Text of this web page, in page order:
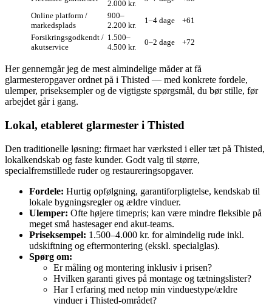
2.000 kr.
Online platform /
markedsplads
900–
2.200 kr.
1–4 dage
+61
Forsikringsgodkendt /
akutservice
1.500–
4.500 kr.
0–2 dage +72
Her gennemgår jeg de mest almindelige måder at få
glarmesteropgaver ordnet på i Thisted — med konkrete fordele,
ulemper, priseksempler og de vigtigste spørgsmål, du bør stille, før
arbejdet går i gang.
Lokal, etableret glarmester i Thisted
Den traditionelle løsning: firmaet har værksted i eller tæt på Thisted,
lokalkendskab og faste kunder. Godt valg til større,
specialfremstillede ruder og restaureringsopgaver.
Fordele: Hurtig opfølgning, garantiforpligtelse, kendskab til
lokale bygningsregler og ældre vinduer.
Ulemper: Ofte højere timepris; kan være mindre fleksible på
meget små hastesager end akut‑teams.
Priseksempel: 1.500–4.000 kr. for almindelig rude inkl.
udskiftning og eftermontering (ekskl. specialglas).
Spørg om:
Er måling og montering inklusiv i prisen?
Hvilken garanti gives på montage og tætningslister?
Har I erfaring med netop min vinduestype/ældre
vinduer i Thisted‑området?